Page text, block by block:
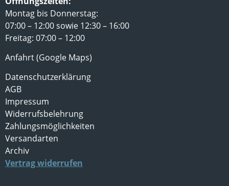
Montag bis Donnerstag:
07:00 – 12:00 sowie 12:30 – 16:00
Freitag: 07:00 – 12:00
Anfahrt (Google Maps)
Datenschutzerklärung
AGB
Impressum
Widerrufsbelehrung
Zahlungsmöglichkeiten
Versandarten
Archiv
Vertrag widerrufen